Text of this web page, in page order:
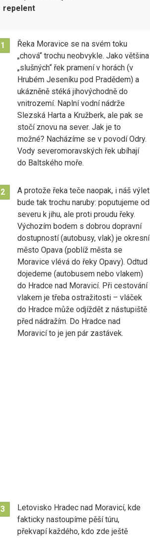
repelent
1
Řeka Moravice se na svém toku
„chová“ trochu neobvykle. Jako většina
„slušných“ řek pramení v horách (v
Hrubém Jeseníku pod Pradědem) a
ukázněně stéká jihovýchodně do
vnitrozemí. Naplní vodní nádrže
Slezská Harta a Kružberk, ale pak se
stočí znovu na sever. Jak je to
možné? Nacházíme se v povodí Odry.
Vody severomoravských řek ubíhají
do Baltského moře.
2
A protože řeka teče naopak, i náš výlet
bude tak trochu naruby: poputujeme od
severu k jihu, ale proti proudu řeky.
Výchozím bodem s dobrou dopravní
dostupností (autobusy, vlak) je okresní
město Opava (poblíž města se
Moravice vlévá do řeky Opavy). Odtud
dojedeme (autobusem nebo vlakem)
do Hradce nad Moravicí. Při cestování
vlakem je třeba ostražitosti – vláček
do Hradce může odjíždět z nástupiště
před nádražím. Do Hradce nad
Moravicí to je jen pár zastávek.
3
Letovisko Hradec nad Moravicí, kde
fakticky nastoupíme pěší túru,
překvapí každého, kdo zde ještě